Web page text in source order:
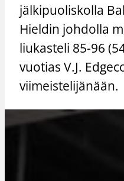
jälkipuoliskolla
Hieldin johdolla
liukasteli 85-96
vuotias V.J.
viimeistelijänään.